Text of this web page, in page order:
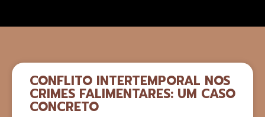
CONFLITO INTERTEMPORAL NOS
CRIMES FALIMENTARES: UM CASO
CONCRETO